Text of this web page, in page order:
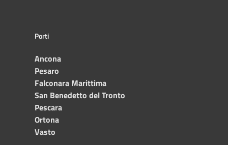
Porti
Ancona
Pesaro
Falconara Marittima
San Benedetto del Tronto
Pescara
Ortona
Vasto